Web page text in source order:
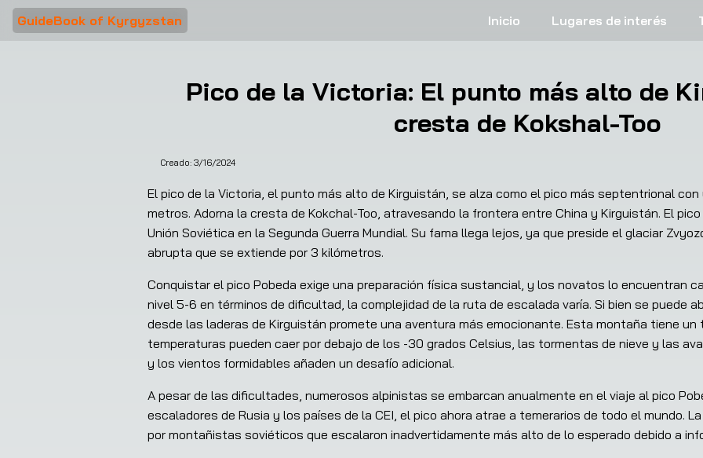
GuideBook of Kyrgyzstan Inicio Lugares de interés
Pico de la Victoria: El punto más alto de
cresta de Kokshal-Too
Creado: 3/16/2024
El pico de la Victoria, el punto más alto de Kirguistán, se alza como el pico más septentrional
metros. Adorna la cresta de Kokchal-Too, atravesando la frontera entre China y Kirguistán. El
Unión Soviética en la Segunda Guerra Mundial. Su fama llega lejos, ya que preside el glaciar
abrupta que se extiende por 3 kilómetros.
Conquistar el pico Pobeda exige una preparación física sustancial, y los novatos lo encuentran
nivel 5-6 en términos de dificultad, la complejidad de la ruta de escalada varía. Si bien se puede
desde las laderas de Kirguistán promete una aventura más emocionante. Esta montaña tiene
temperaturas pueden caer por debajo de los -30 grados Celsius, las tormentas de nieve y las
y los vientos formidables añaden un desafío adicional.
A pesar de las dificultades, numerosos alpinistas se embarcan anualmente en el viaje al pico
escaladores de Rusia y los países de la CEI, el pico ahora atrae a temerarios de todo el mundo.
por montañistas soviéticos que escalaron inadvertidamente más alto de lo esperado debido a